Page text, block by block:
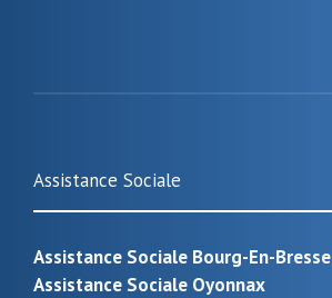
Assistance Sociale
Assistance Sociale Bourg-En-Bresse
Assistance Sociale Oyonnax